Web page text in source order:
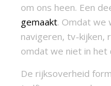
om ons heen. Een
gemaakt. Omdat we
navigeren, tv-kijken,
omdat we niet in het
De rijksoverheid